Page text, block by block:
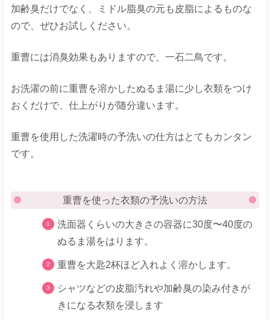
加齢臭だけでなく、ミドル脂臭の元も皮脂によるものな
ので、ぜひお試しください。
重曹には消臭効果もありますので、一石二鳥です。
お洗濯の前に重曹を溶かしたぬるま湯に少し衣類をつけ
おくだけで、仕上がりが随分違います。
重曹を使用した洗濯時の予洗いの仕方はとてもカンタン
です。
重曹を使った衣類の予洗いの方法
洗面器くらいの大きさの容器に30度〜40度の
ぬるま湯をはります。
重曹を大匙2杯ほど入れよく溶かします。
シャツなどの皮脂汚れや加齢臭の染み付きが
きになる衣類を浸します